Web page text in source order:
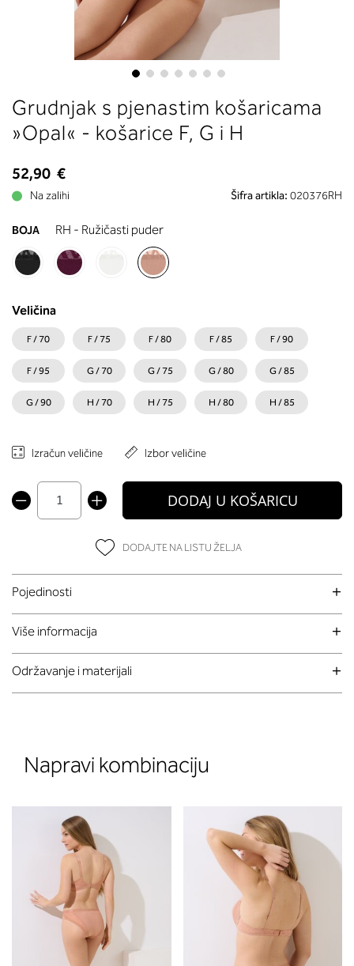
to
the
beginning
the
images
Grudnjak s pjenastim košaricama
»Opal« - košarice F, G i H
52,90 €
Na zalihi Šifra artikla: 020376RH
BOJA RH - Ružičasti puder
Veličina
F / 70 F / 75 F / 80 F / 85 F / 90
F / 95 G / 70 G / 75 G / 80 G / 85
G / 90 H / 70 H / 75 H / 80 H / 85
Izračun veličine Izbor veličine
DODAJ U KOŠARICU
DODAJTE NA LISTU ŽELJA
Pojedinosti
Više informacija
Održavanje i materijali
Napravi kombinaciju
boste prebrali, katera globina
ustreza vaši meri (A, B …) – iščite v
stolpcu, ki ste ga določili s
obsegom.